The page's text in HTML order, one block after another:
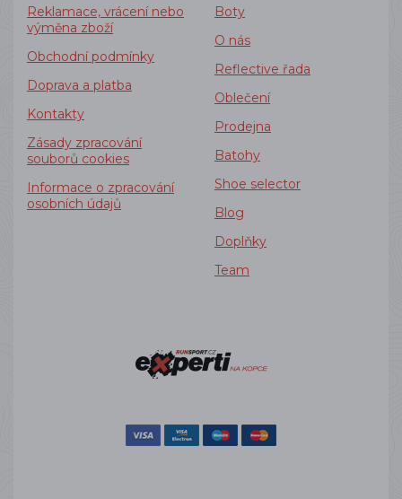
Reklamace, vrácení nebo
výměna zboží
Obchodní podmínky
Doprava a platba
Kontakty
Zásady zpracování
souborů cookies
Informace o zpracování
osobních údajů
Boty
O nás
Reflective řada
Oblečení
Prodejna
Batohy
Shoe selector
Blog
Doplňky
Team